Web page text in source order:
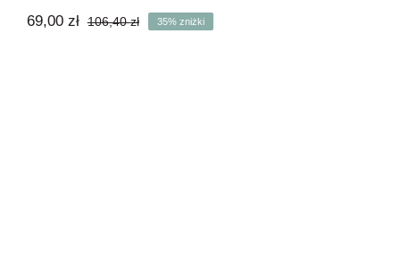
106,40złPierwotna
69,00 zł
Aktualna
35% zniżki